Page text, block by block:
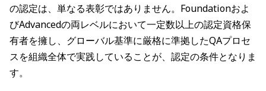
の認定は、単なる表彰ではありません。Foundationおよ
びAdvancedの両レベルにおいて一定数以上の認定資格保
有者を擁し、グローバル基準に厳格に準拠したQAプロセ
スを組織全体で実践していることが、認定の条件となりま
す。